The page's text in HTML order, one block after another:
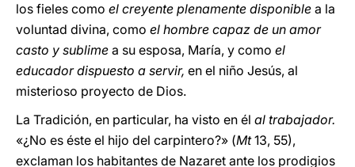
los fieles como el creyente plenamente disponible a la
voluntad divina, como el hombre capaz de un amor
casto y sublime a su esposa, María, y como el
educador dispuesto a servir, en el niño Jesús, al
misterioso proyecto de Dios.
La Tradición, en particular, ha visto en él al trabajador.
«¿No es éste el hijo del carpintero?» (Mt13, 55),
exclaman los habitantes de Nazaret ante los prodigios